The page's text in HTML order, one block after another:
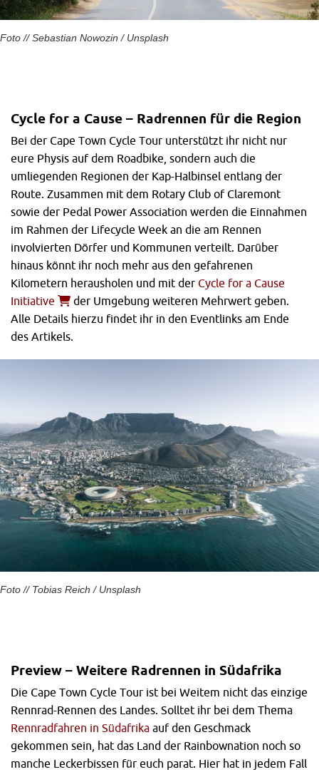
Foto // Sebastian Nowozin / Unsplash
Cycle for a Cause – Radrennen für die Region
Bei der Cape Town Cycle Tour unterstützt ihr nicht nur
eure Physis auf dem Roadbike, sondern auch die
umliegenden Regionen der Kap-Halbinsel entlang der
Route. Zusammen mit dem Rotary Club of Claremont
sowie der Pedal Power Association werden die Einnahmen
im Rahmen der Lifecycle Week an die am Rennen
involvierten Dörfer und Kommunen verteilt. Darüber
hinaus könnt ihr noch mehr aus den gefahrenen
Kilometern herausholen und mit der Cycle for a Cause
Initiative
der Umgebung weiteren Mehrwert geben.
Alle Details hierzu findet ihr in den Eventlinks am Ende
des Artikels.
Foto // Tobias Reich / Unsplash
Preview – Weitere Radrennen in Südafrika
Die Cape Town Cycle Tour ist bei Weitem nicht das einzige
Rennrad-Rennen des Landes. Solltet ihr bei dem Thema
Rennradfahren in Südafrika auf den Geschmack
gekommen sein, hat das Land der Rainbownation noch so
manche Leckerbissen für euch parat. Hier hat in jedem Fall